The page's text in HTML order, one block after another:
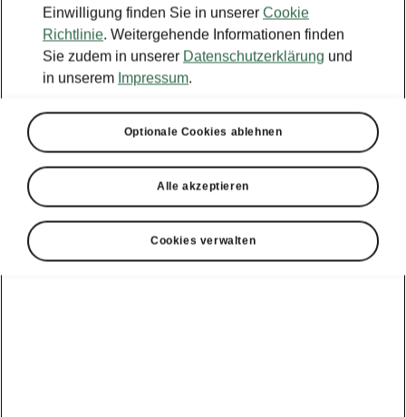
Einwilligung finden Sie in unserer Cookie
Richtlinie. Weitergehende Informationen finden
Sie zudem in unserer Datenschutzerklärung und
in unserem Impressum.
Optionale Cookies ablehnen
Alle akzeptieren
Cookies verwalten